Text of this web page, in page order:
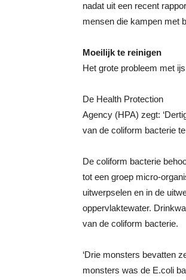
nadat uit een recent
mensen die kampen met
Moeilijk te reinigen
Het grote probleem met
De Health Protection
Agency (HPA) zegt:
van de coliform bacterie te
De coliform bacterie
tot een groep micro-
uitwerpselen en in de
oppervlaktewater.
van de coliform bacterie.
‘Drie monsters bevatten
monsters was de E.coli